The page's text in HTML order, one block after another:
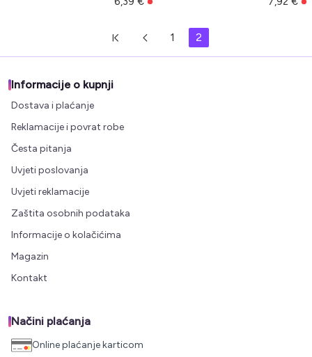
1 2
Informacije o kupnji
Dostava i plaćanje
Reklamacije i povrat robe
Česta pitanja
Uvjeti poslovanja
Uvjeti reklamacije
Zaštita osobnih podataka
Informacije o kolačićima
Magazin
Kontakt
Načini plaćanja
Online plaćanje karticom